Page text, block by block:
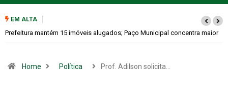
EM ALTA
Colina promove 1º Fórum de Turismo para discutir desenvolvimento
Home Política Prof. Adilson solicita…